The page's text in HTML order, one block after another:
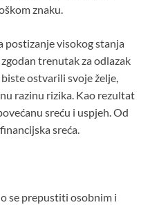
znaku.
postizanje visokog stanja
trenutak za odlazak
ostvarili svoje želje,
razinu rizika. Kao rezultat
sreću i uspjeh. Od
sreća.
se prepustiti osobnim i